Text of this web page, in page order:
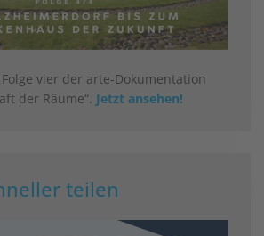
Folge vier der arte-Dokumentation
der Räume“. Jetzt ansehen!
teilen